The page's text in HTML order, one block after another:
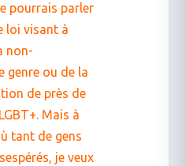
pourrais parler
loi visant à
non-
genre ou de la
de près de
Mais à
tant de gens
je veux